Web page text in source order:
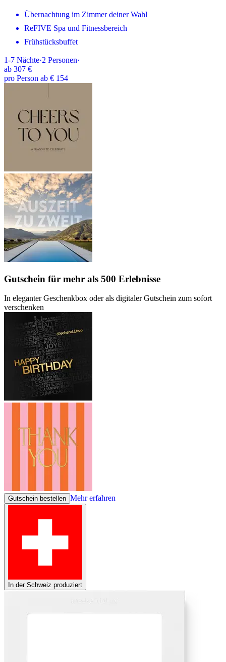
Übernachtung im Zimmer deiner Wahl
ReFIVE Spa und Fitnessbereich
Frühstücksbuffet
1-7 Nächte·2 Personen·
ab 307 €
pro Person ab € 154
Gutschein für mehr als 500 Erlebnisse
In eleganter Geschenkbox oder als digitaler Gutschein zum sofort
verschenken
Gutschein bestellen Mehr erfahren
In der Schweiz produziert